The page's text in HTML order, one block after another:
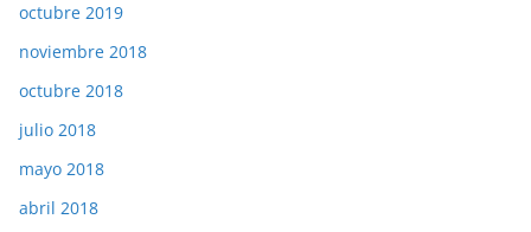
octubre 2019
noviembre 2018
octubre 2018
julio 2018
mayo 2018
abril 2018